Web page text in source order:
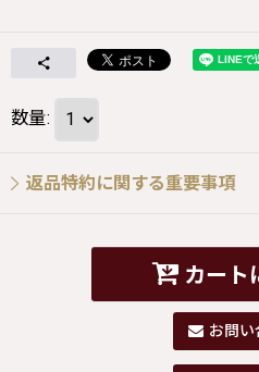
数量:
返品特約に関する重要事項
カート
お問い